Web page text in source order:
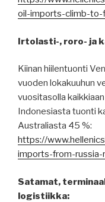
oil-imports-climb-
Irtolasti-, roro- ja
Kiinan hiilentuonti
vuoden lokakuuhun
vuositasolla
Indonesiasta tuonti
Australiasta 45 %:
https://
imports-from-russia-
Satamat,
logistiikka: